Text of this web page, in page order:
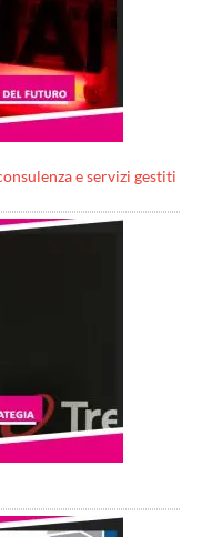
e servizi gestiti